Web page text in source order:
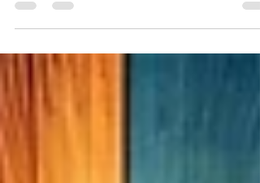
renommierten Galerien oder Kritiken von...